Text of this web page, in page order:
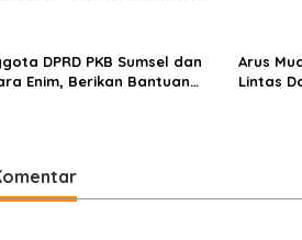
DPRD PKB Sumsel dan
Enim, Berikan Bantuan
Arus
Lintas